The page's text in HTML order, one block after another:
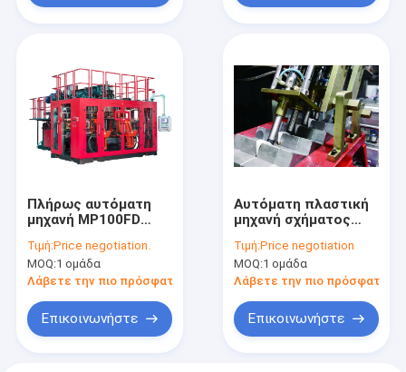
Πλήρως αυτόματη
μηχανή MP100FD
χτυπήματος
εξώθησης για τα
αυτοκινητικά μέρη
Τιμή:Price negotiation.
MOQ:1 ομάδα
Λάβετε την πιο πρόσφατη τιμή
Επικοινωνήστε
Αυτόματη πλαστική
μηχανή σχήματος
Defleshing IML με το
πλάγιο φύσηγμα
Τιμή:Price negotiation
MOQ:1 ομάδα
Λάβετε την πιο πρόσφατη
Επικοινωνήστε